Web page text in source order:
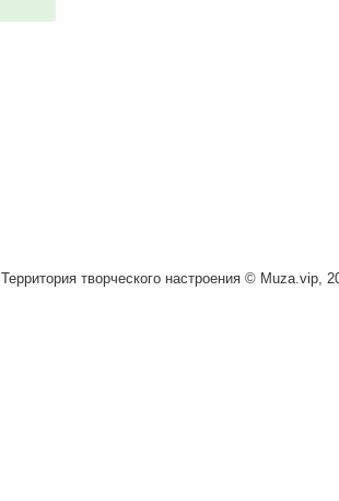
Территория творческого настроения © Muza.vip,